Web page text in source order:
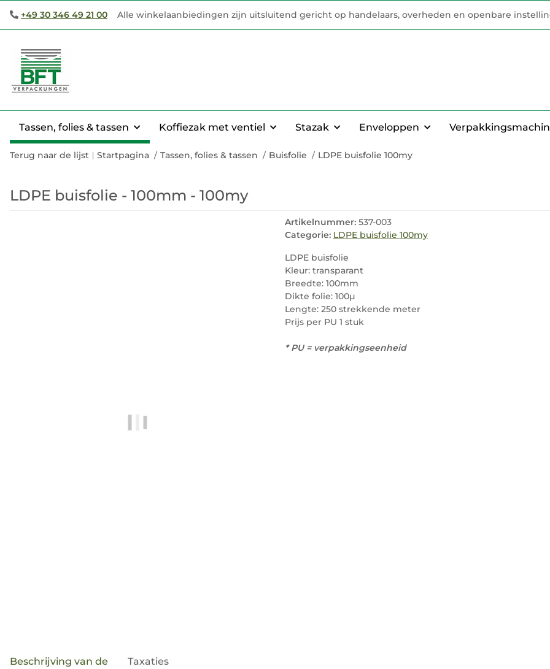
+49 30 346 49 21 00 Alle winkelaanbiedingen zijn uitsluitend gericht op handelaars, overheden en openbare
Tassen, folies & tassen Koffiezak met ventiel Stazak Enveloppen
Terug naar de lijst Startpagina Tassen, folies & tassen Buisfolie LDPE buisfolie 100my
LDPE buisfolie - 100mm - 100my
Artikelnummer: 537-003
Categorie: LDPE buisfolie 100my
LDPE buisfolie
Kleur: transparant
Breedte: 100mm
Dikte folie: 100µ
Lengte: 250 strekkende meter
Prijs per PU 1 stuk
* PU = verpakkingseenheid
Beschrijving van de Taxaties